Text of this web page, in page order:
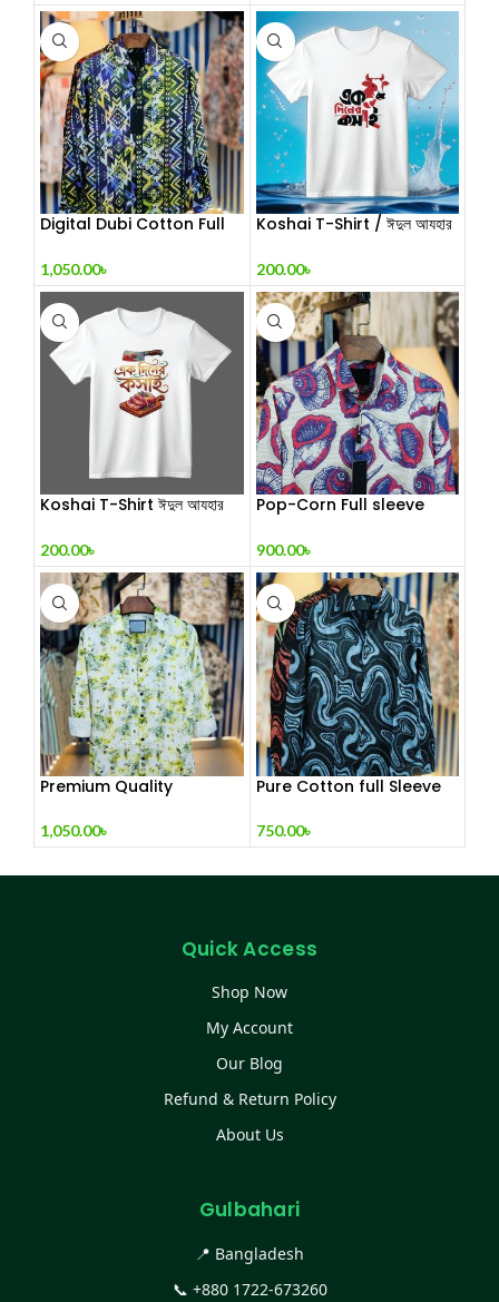
Digital Dubi Cotton Full
1,050.00৳
Koshai T-Shirt / ঈদুল আযহার
200.00৳
Koshai T-Shirt ঈদুল আযহার
200.00৳
Pop-Corn Full sleeve
900.00৳
Premium Quality
1,050.00৳
Pure Cotton full Sleeve
Men’s
750.00৳
Quick Access
Shop Now
My Account
Our Blog
Refund & Return Policy
About Us
Gulbahari
📍 Bangladesh
📞 +880 1722-673260